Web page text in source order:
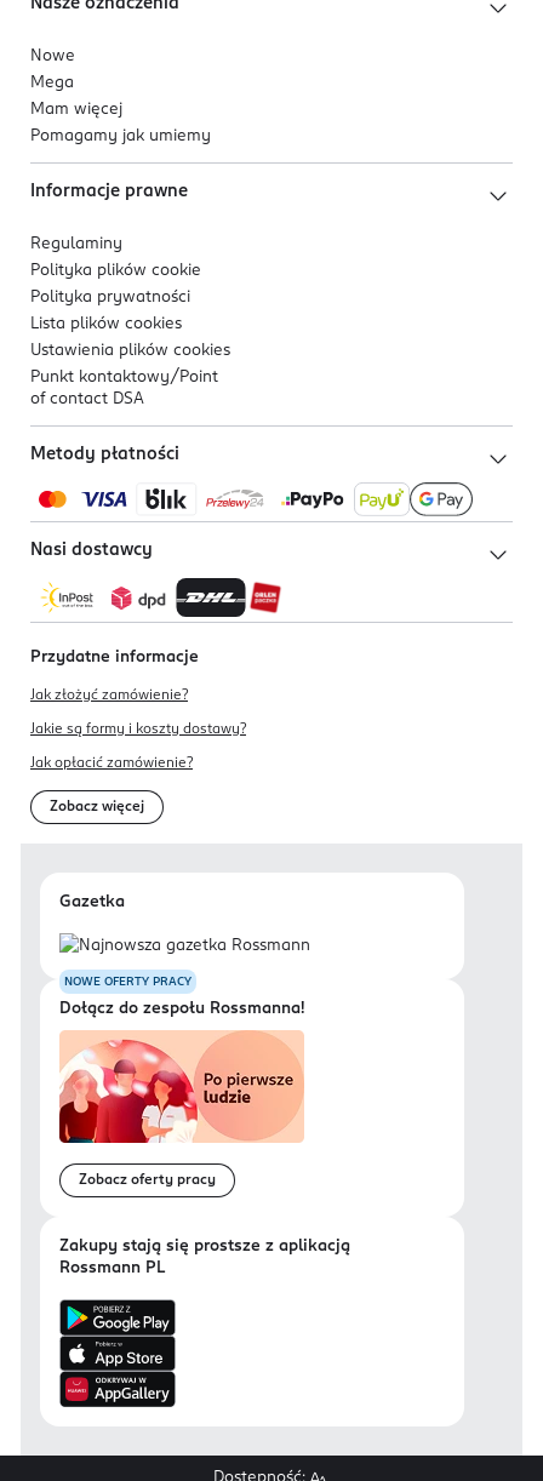
Nowe
Mega
Mam więcej
Pomagamy jak umiemy
Informacje prawne
Regulaminy
Polityka plików cookie
Polityka prywatności
Lista plików cookies
Ustawienia plików cookies
Punkt kontaktowy/ Point
of contact DSA
Metody płatności
Nasi dostawcy
Przydatne informacje
Jak złożyć zamówienie?
Jakie są formy i koszty dostawy?
Jak opłacić zamówienie?
Zobacz więcej
Gazetka
NOWE OFERTY PRACY
Dołącz do zespołu Rossmanna!
Zobacz oferty pracy
Zakupy stają się prostsze z aplikacją
Rossmann PL